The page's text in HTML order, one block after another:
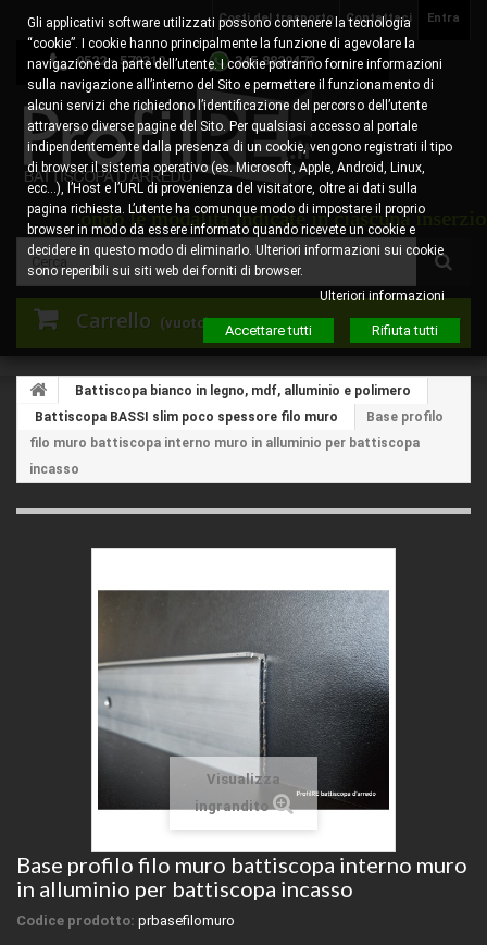
Entra
Contattaci
Costi del trasporto
0522 - 578310 345.8829473
Carrello (vuoto)
le modalità indicate in ciascuna
Battiscopa bianco in legno, mdf, alluminio e polimero
Battiscopa BASSI slim poco spessore filo muro
Base profilo
filo muro battiscopa interno muro in alluminio per battiscopa
incasso
Visualizza
ingrandito
Base profilo filo muro battiscopa interno muro
in alluminio per battiscopa incasso
Codice prodotto: prbasefilomuro
Gli applicativi software utilizzati possono contenere la tecnologia
“cookie”. I cookie hanno principalmente la funzione di agevolare la
navigazione da parte dell’utente. I cookie potranno fornire informazioni
sulla navigazione all’interno del Sito e permettere il funzionamento di
alcuni servizi che richiedono l’identificazione del percorso dell’utente
attraverso diverse pagine del Sito. Per qualsiasi accesso al portale
indipendentemente dalla presenza di un cookie, vengono registrati il tipo
di browser il sistema operativo (es. Microsoft, Apple, Android, Linux,
ecc…), l’Host e l’URL di provenienza del visitatore, oltre ai dati sulla
pagina richiesta. L’utente ha comunque modo di impostare il proprio
browser in modo da essere informato quando ricevete un cookie e
decidere in questo modo di eliminarlo. Ulteriori informazioni sui cookie
sono reperibili sui siti web dei forniti di browser.
Ulteriori informazioni
Accettare tutti Rifiuta tutti